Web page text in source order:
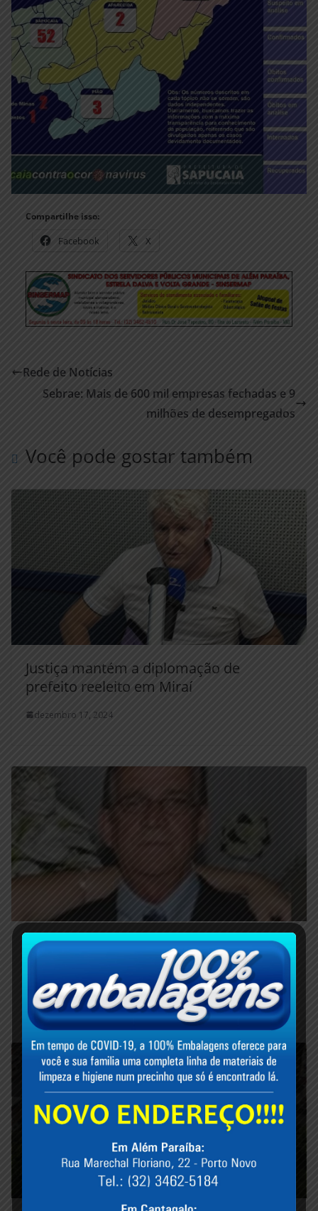
Compartilhe isso:
Facebook X
Rede de Notícias
Sebrae: Mais de 600 mil empresas fechadas e 9
milhões de desempregados
Você pode gostar também
Justiça mantém a diplomação de
prefeito reeleito em Miraí
dezembro 17, 2024
Faleceu o comerciante alemparaibano
Oswaldo Ferreira da Cruz
maio 17, 2022